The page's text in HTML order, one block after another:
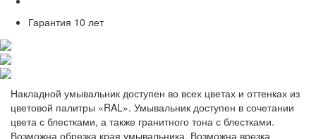
Гарантия 10 лет
Накладной умывальник доступен во всех цветах и оттенках из
цветовой палитры «RAL». Умывальник доступен в сочетании
цвета с блестками, а также гранитного тона с блестками.
Возможна обрезка края умывальника. Возможна врезка